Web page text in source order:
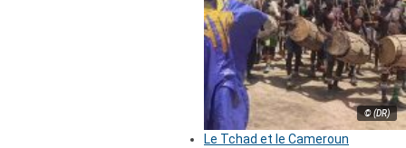
© (DR)
Le Tchad et le Cameroun